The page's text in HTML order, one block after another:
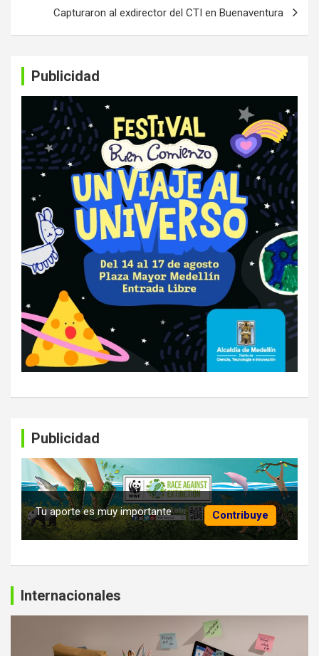
Capturaron al exdirector del CTI en Buenaventura
Publicidad
Publicidad
Contribuye
Tu aporte es muy importante
Internacionales